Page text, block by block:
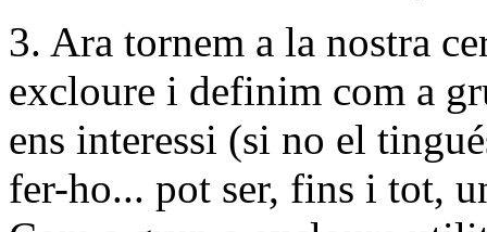
3. Ara tornem a la nostra
excloure i definim com a
ens interessi (si no el
fer-ho... pot ser, fins i tot,